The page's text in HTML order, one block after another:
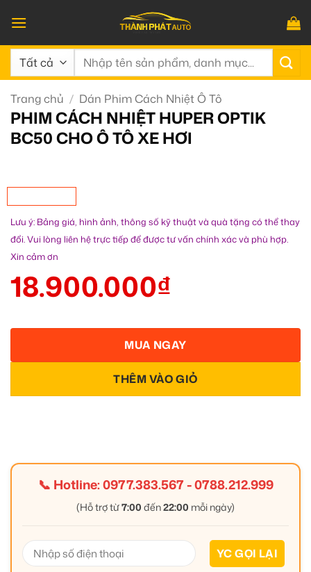
qua
nội
dung
Tìm
Trang chủ / Dán Phim Cách Nhiệt Ô Tô
PHIM CÁCH NHIỆT HUPER OPTIK
BC50 CHO Ô TÔ XE HƠI
Lưu ý: Bảng giá, hình ảnh, thông số kỹ thuật và quà tặng có thể thay
đổi. Vui lòng liên hệ trực tiếp để được tư vấn chính xác và phù hợp.
Xin cảm ơn
18.900.000₫
THÊM VÀO GIỎ
MUA NGAY
📞 Hotline:0977.383.567-0788.212.999
(Hỗ trợ từ7:00 đến22:00 mỗi ngày)